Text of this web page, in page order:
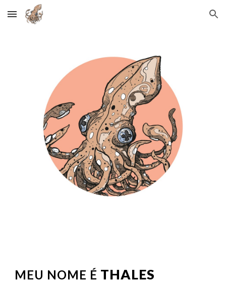
Skip to main content Skip to navigation
MEU NOME É THALES